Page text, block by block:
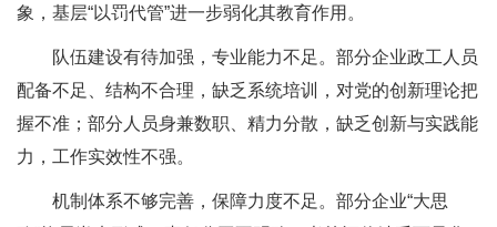
象，基层“以罚代管”进一步弱化其教育作用。
队伍建设有待加强，专业能力不足。部分企业政工人员
配备不足、结构不合理，缺乏系统培训，对党的创新理论把
握不准；部分人员身兼数职、精力分散，缺乏创新与实践能
力，工作实效性不强。
机制体系不够完善，保障力度不足。部分企业“大思